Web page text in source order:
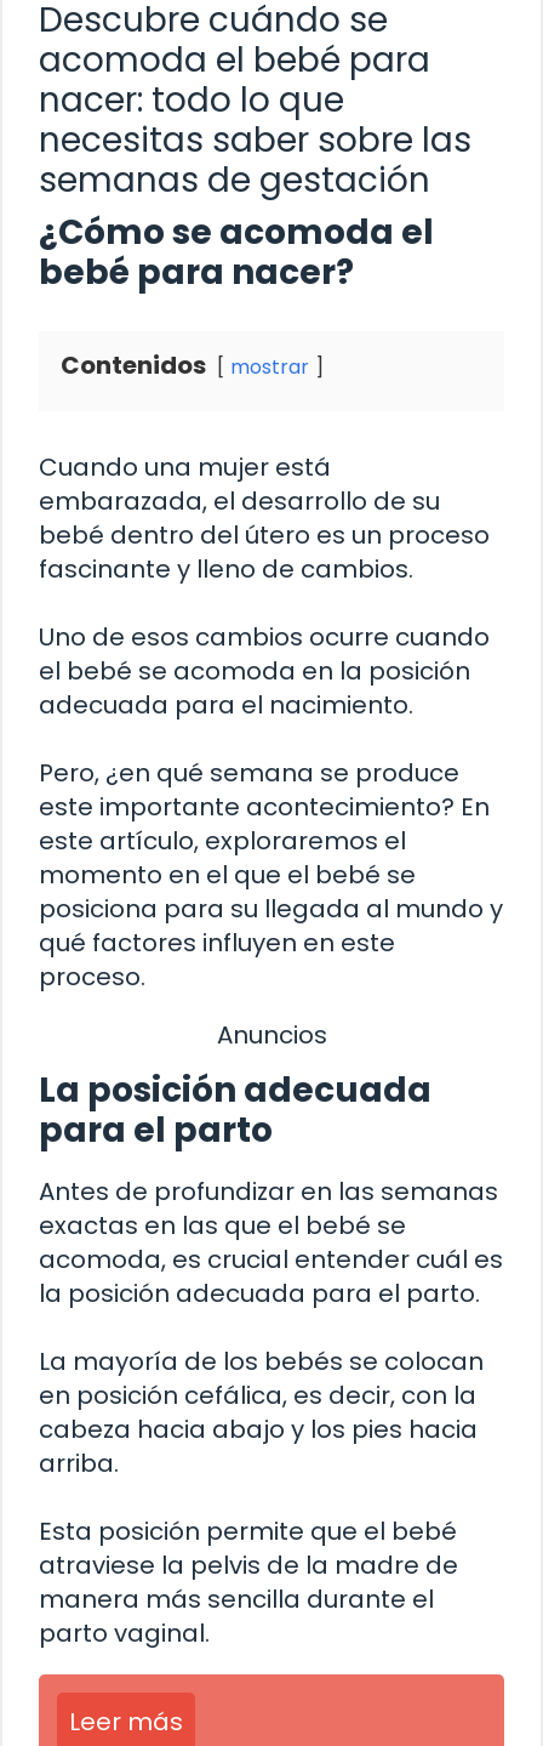
Descubre cuándo se
acomoda el bebé para
nacer: todo lo que
necesitas saber sobre las
semanas de gestación
¿Cómo se acomoda el
bebé para nacer?
Contenidos mostrar
Cuando una mujer está
embarazada, el desarrollo de su
bebé dentro del útero es un proceso
fascinante y lleno de cambios.
Uno de esos cambios ocurre cuando
el bebé se acomoda en la posición
adecuada para el nacimiento.
Pero, ¿en qué semana se produce
este importante acontecimiento? En
este artículo, exploraremos el
momento en el que el bebé se
posiciona para su llegada al mundo y
qué factores influyen en este
proceso.
Anuncios
La posición adecuada
para el parto
Antes de profundizar en las semanas
exactas en las que el bebé se
acomoda, es crucial entender cuál es
la posición adecuada para el parto.
La mayoría de los bebés se colocan
en posición cefálica, es decir, con la
cabeza hacia abajo y los pies hacia
arriba.
Esta posición permite que el bebé
atraviese la pelvis de la madre de
manera más sencilla durante el
parto vaginal.
Leer más